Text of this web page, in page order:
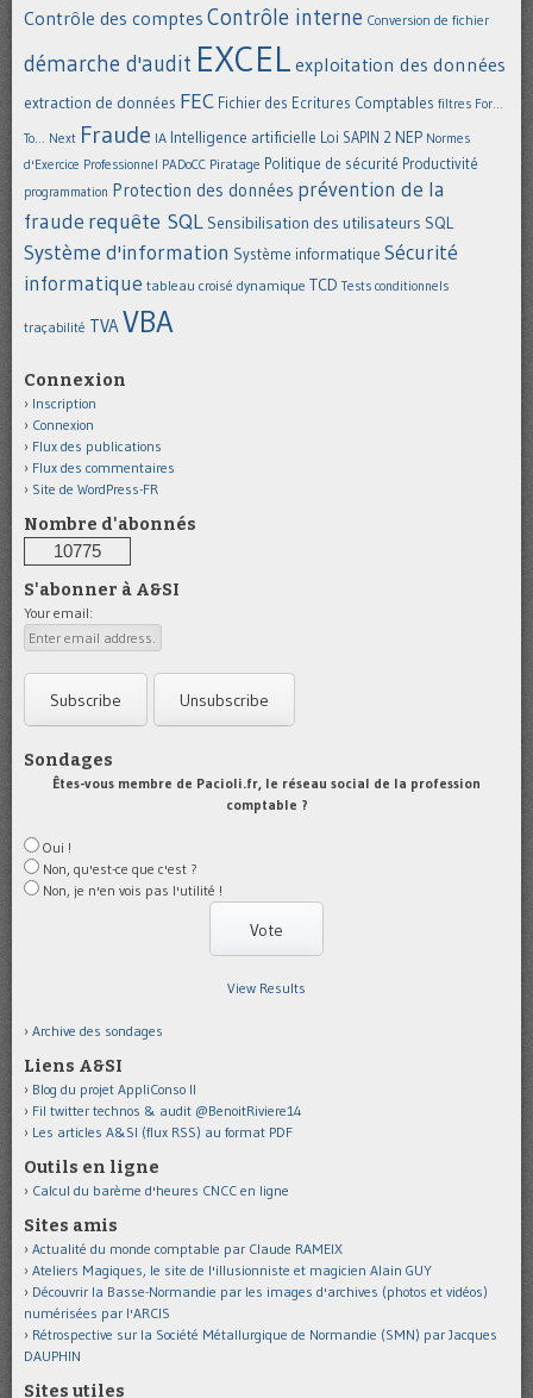
Contrôle des comptes Contrôle interne Conversion de fichier
démarche d'audit EXCEL exploitation des données
extraction de données FEC Fichier des Ecritures Comptables filtres For...
To... Next Fraude IA Intelligence artificielle Loi SAPIN 2 NEP Normes
d'Exercice Professionnel PADoCC Piratage Politique de sécurité Productivité
programmation Protection des données prévention de la
fraude requête SQL Sensibilisation des utilisateurs SQL
Système d'information Système informatique Sécurité
informatique tableau croisé dynamique TCD Tests conditionnels
traçabilité TVA VBA
Connexion
Inscription
Connexion
Flux des publications
Flux des commentaires
Site de WordPress-FR
Nombre d'abonnés
10775
S'abonner à A&SI
Your email:
Sondages
Êtes-vous membre de Pacioli.fr, le réseau social de la profession
comptable ?
Oui !
Non, qu'est-ce que c'est ?
Non, je n'en vois pas l'utilité !
View Results
Archive des sondages
Liens A&SI
Blog du projet AppliConso II
Fil twitter technos & audit @BenoitRiviere14
Les articles A&SI (flux RSS) au format PDF
Outils en ligne
Calcul du barème d'heures CNCC en ligne
Sites amis
Actualité du monde comptable par Claude RAMEIX
Ateliers Magiques, le site de l'illusionniste et magicien Alain GUY
Découvrir la Basse-Normandie par les images d'archives (photos et vidéos)
numérisées par l'ARCIS
Rétrospective sur la Société Métallurgique de Normandie (SMN) par Jacques
DAUPHIN
Sites utiles